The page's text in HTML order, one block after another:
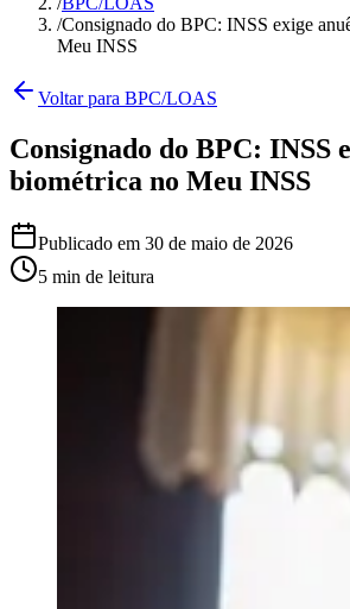
/Consignado do BPC: INSS exige
Meu INSS
Voltar para BPC/LOAS
Consignado do BPC: INSS
biométrica no Meu INSS
Publicado em 30 de maio de 2026
5 min de leitura